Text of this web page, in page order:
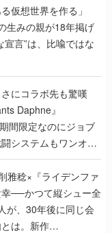
仮想世界を作る」
生みの親が18年掲げ
宣言”は、比喩ではな
にコラボ先も驚嘆
Daphne』
間限定なのにジョブ
システムもワンオフ
両ディレクターに聞
雅稔×『ライデンファ
──かつて縦シュー全
が、30年後に同じ会
は。新作